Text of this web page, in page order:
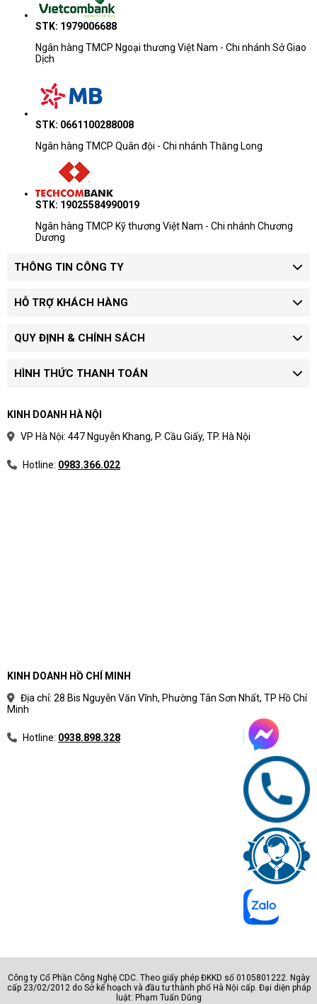
STK: 1979006688
Ngân hàng TMCP Ngoại thương Việt Nam - Chi nhánh Sở Giao
Dịch
STK: 0661100288008
Ngân hàng TMCP Quân đội - Chi nhánh Thăng Long
STK: 19025584990019
Ngân hàng TMCP Kỹ thương Việt Nam - Chi nhánh Chương
Dương
THÔNG TIN CÔNG TY
HỖ TRỢ KHÁCH HÀNG
QUY ĐỊNH & CHÍNH SÁCH
HÌNH THỨC THANH TOÁN
KINH DOANH HÀ NỘI
VP Hà Nội: 447 Nguyễn Khang, P. Cầu Giấy, TP. Hà Nội
Hotline: 0983.366.022
KINH DOANH HỒ CHÍ MINH
Địa chỉ: 28 Bis Nguyễn Văn Vĩnh, Phường Tân Sơn Nhất, TP Hồ Chí
Minh
Hotline: 0938.898.328
Công ty Cổ Phần Công Nghệ CDC. Theo giấy phép ĐKKD số 0105801222. Ngày
cấp 23/02/2012 do Sở kế hoạch và đầu tư thành phố Hà Nội cấp. Đại diện pháp
luật: Phạm Tuấn Dũng